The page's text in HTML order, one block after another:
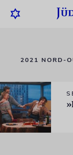
2021 NORD-